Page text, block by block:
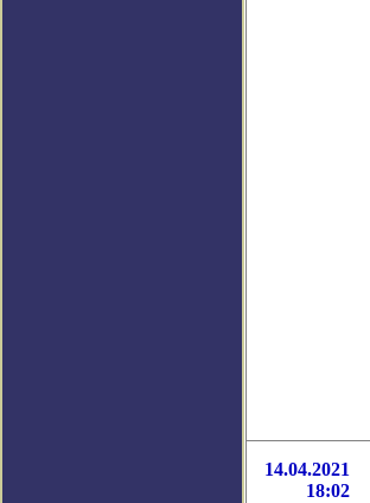
14.04.2021
18:02